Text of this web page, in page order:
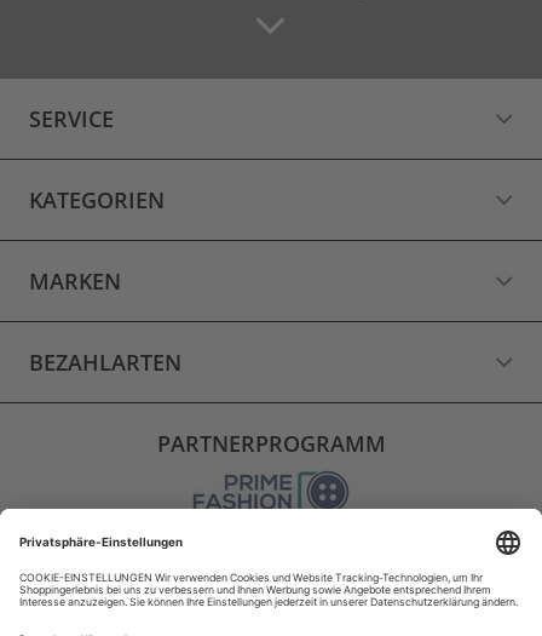
SERVICE
KATEGORIEN
MARKEN
BEZAHLARTEN
PARTNERPROGRAMM
VERSAND